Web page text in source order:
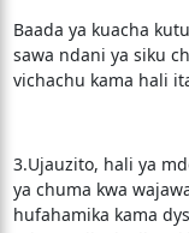
Baada ya kuacha
sawa ndani ya siku
vichachu kama hali
3.Ujauzito, hali ya
ya chuma kwa
hufahamika kama